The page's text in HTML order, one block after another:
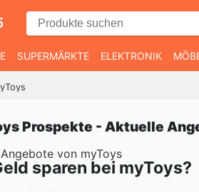
SUPERMÄRKTE ELEKTRONIK
Prospekte - Aktuelle
von myToys
sparen bei myToys?